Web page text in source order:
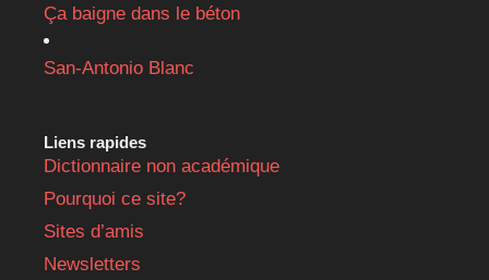
Ça baigne dans le béton
San-Antonio Blanc
Liens rapides
Dictionnaire non académique
Pourquoi ce site?
Sites d’amis
Newsletters